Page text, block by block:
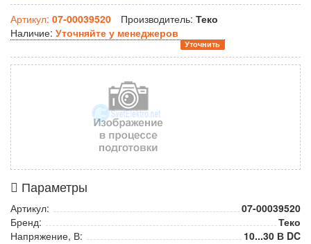
Артикул: 07-00039520 Производитель: Теко
Наличие: Уточняйте у менеджеров
Уточнить
Параметры
Артикул:
07-00039520
Бренд:
Теко
Напряжение, В:
10...30 В DC